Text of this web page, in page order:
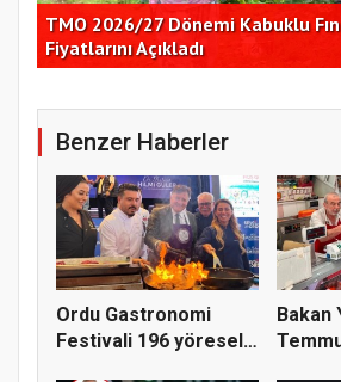
Çekirdeksiz Karpuz Pazarı Yüzde
Koşuyor
Benzer Haberler
Ordu Gastronomi
Festivali 196 yöresel
Bakan